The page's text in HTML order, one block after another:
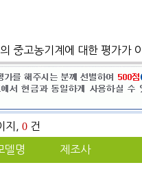
중고농기계에 대한 평가가
지, 0 건
델명 제조사